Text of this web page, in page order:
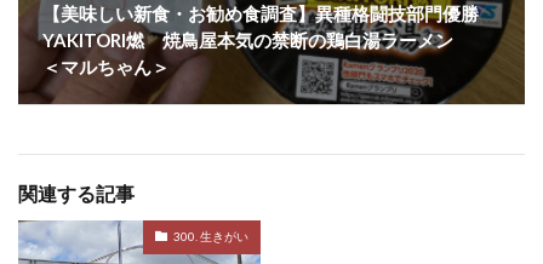
【美味しい新食・お勧め食調査】異種格闘技部門優勝
YAKITORI燃 焼鳥屋本気の禁断の鶏白湯ラーメン
＜マルちゃん＞
関連する記事
300. 生きがい